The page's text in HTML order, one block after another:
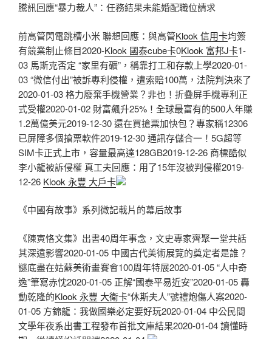
騰訊回應“暴力裁人”：任務結果未能婚配職位請求
前高管閃電跳槽小米 聯想回應：與高管Klook 信用卡均簽
有競業制止條目2020-Klook 國泰cube卡0Klook 富邦J卡1-
03 馬斯克否定 “家里有礦”，稱靠打工和存款上學2020-01-
03 “微信付出”被訴專利侵權，遭索賠100萬，法院判決來了
2020-01-03 格力廢棄手機營業？非也！折疊屏手機專利正
式受權2020-01-02 財富飆升25%！全球最富有的500人年賺
1.2萬億美元2019-12-30 還在買搶票加快包？專家稱12306
已屏障多個搶票軟件2019-12-30 通訊存儲合一！5G超等
SIM卡正式上市，容量最高達128GB2019-12-26 商標酷似
李小龍被訴侵權 真工夫回應：用了15年沒被判侵權2019-
12-26 Klook 永豐 大戶卡
《中國有故事》系列微記載片的幕后故事
《陳寅恪文集》出書40周年事念，文史專家齊聚一堂共話
其深遠影響2020-01-05 中國古代美術展覽的奠定者是誰？
謎底盡在姑蘇美術畫賽會100周年特展2020-01-05 “人中奇
逸”筆寫赤忱2020-01-05 正解“國泰平易近安”2020-01-05 轟
動乾隆的Klook 永豐 大衛卡“休斯夫人”號禮炮傷人案2020-
01-05 方錦龍：我做國樂必定要好玩2020-01-04 中公民間
文學年夜系出書工程發布首批文庫結果2020-01-04 讀懂時